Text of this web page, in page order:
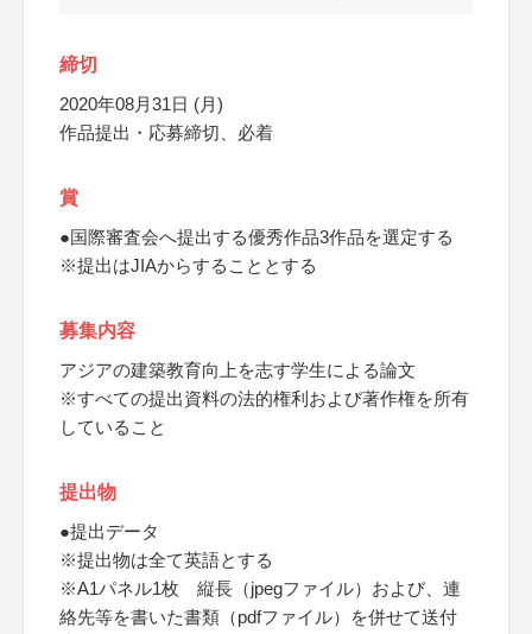
締切
2020年08月31日 (月)
作品提出・応募締切、必着
賞
●国際審査会へ提出する優秀作品3作品を選定する
※提出はJIAからすることとする
募集内容
アジアの建築教育向上を志す学生による論文
※すべての提出資料の法的権利および著作権を所有
していること
提出物
●提出データ
※提出物は全て英語とする
※A1パネル1枚 縦長（jpegファイル）および、連
絡先等を書いた書類（pdfファイル）を併せて送付